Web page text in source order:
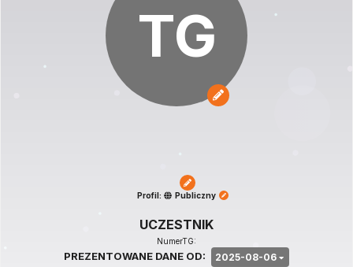
TG
Profil: Publiczny
UCZESTNIK
NumerTG:
PREZENTOWANE DANE OD: 2025-08-06